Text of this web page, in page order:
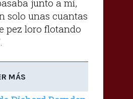
junto a mí,
solo unas cuantas
pez loro flotando
MÁS